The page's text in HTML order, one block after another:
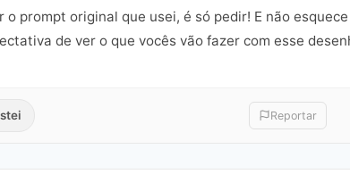
o prompt original que usei, é só pedir! E não
de ver o que vocês vão fazer com esse
Reportar